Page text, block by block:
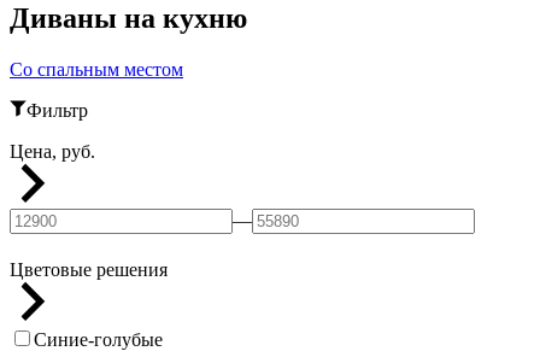
Диваны на кухню
Со спальным местом
Фильтр
Цена, руб.
—
Цветовые решения
Синие-голубые